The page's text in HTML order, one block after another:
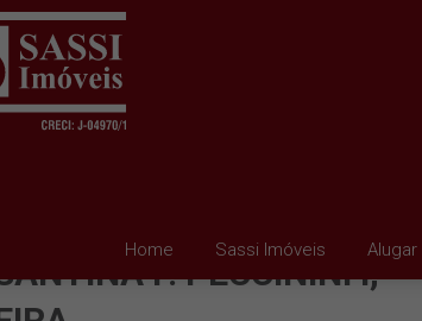
Home Sassi Imóveis Alugar
P. PECCININI I,